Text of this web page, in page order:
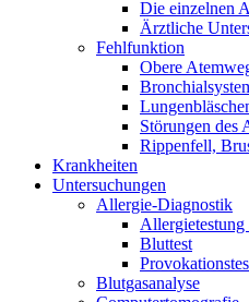
Die einzelnen
Ärztliche
Fehlfunktion
Obere
Störungen des
Rippenfell,
Krankheiten
Untersuchungen
Allergie-Diagnostik
Bluttest
Blutgasanalyse